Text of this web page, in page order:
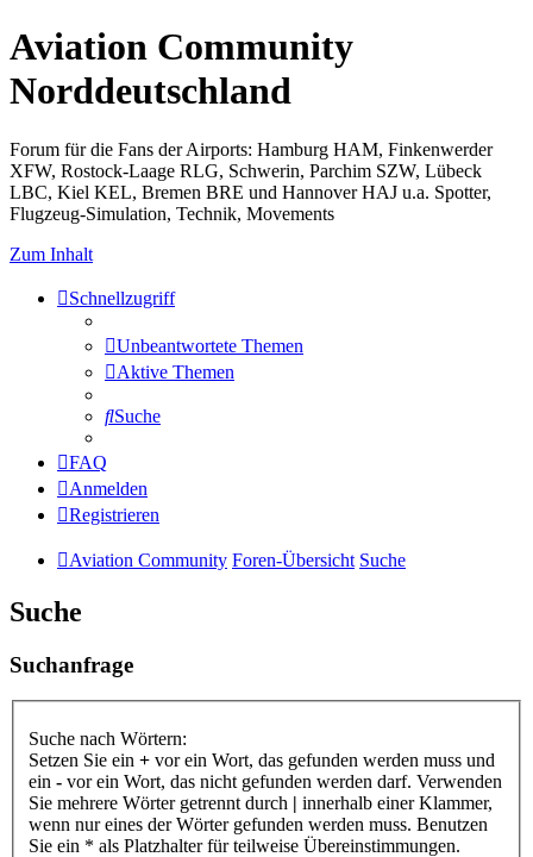
Aviation Community
Norddeutschland
Forum für die Fans der Airports: Hamburg HAM, Finkenwerder
XFW, Rostock-Laage RLG, Schwerin, Parchim SZW, Lübeck
LBC, Kiel KEL, Bremen BRE und Hannover HAJ u.a. Spotter,
Flugzeug-Simulation, Technik, Movements
Zum Inhalt
Schnellzugriff
Unbeantwortete Themen
Aktive Themen
Suche
FAQ
Anmelden
Registrieren
Aviation Community Foren-Übersicht Suche
Suche
Suchanfrage
Suche nach Wörtern:
Setzen Sie ein + vor ein Wort, das gefunden werden muss und
ein - vor ein Wort, das nicht gefunden werden darf. Verwenden
Sie mehrere Wörter getrennt durch | innerhalb einer Klammer,
wenn nur eines der Wörter gefunden werden muss. Benutzen
Sie ein * als Platzhalter für teilweise Übereinstimmungen.